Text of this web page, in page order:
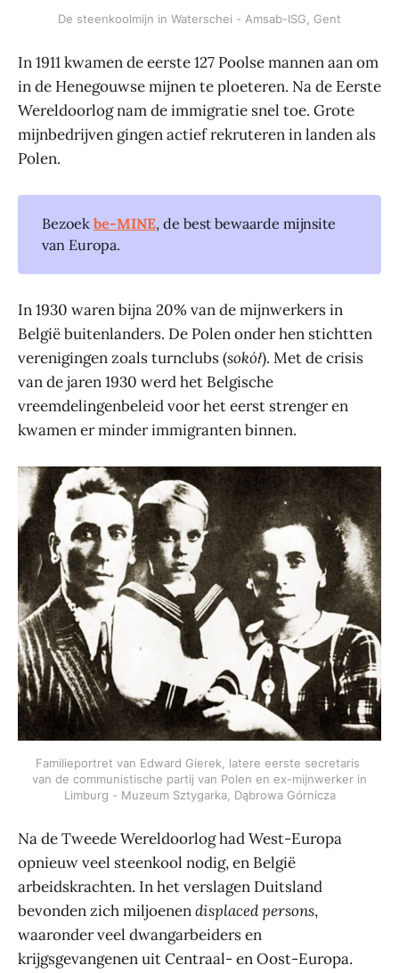
De steenkoolmijn in Waterschei - Amsab-ISG, Gent
In 1911 kwamen de eerste 127 Poolse mannen aan om
in de Henegouwse mijnen te ploeteren. Na de Eerste
Wereldoorlog nam de immigratie snel toe. Grote
mijnbedrijven gingen actief rekruteren in landen als
Polen.
Bezoekbe-MINE, de best bewaarde mijnsite
van Europa.
In 1930 waren bijna 20% van de mijnwerkers in
België buitenlanders. De Polen onder hen stichtten
verenigingen zoals turnclubs (sokół). Met de crisis
van de jaren 1930 werd het Belgische
vreemdelingenbeleid voor het eerst strenger en
kwamen er minder immigranten binnen.
Familieportret van Edward Gierek, latere eerste secretaris
van de communistische partij van Polen en ex-mijnwerker in
Limburg - Muzeum Sztygarka, Dąbrowa Górnicza
Na de Tweede Wereldoorlog had West-Europa
opnieuw veel steenkool nodig, en België
arbeidskrachten. In het verslagen Duitsland
bevonden zich miljoenendisplaced persons,
waaronder veel dwangarbeiders en
krijgsgevangenen uit Centraal- en Oost-Europa.